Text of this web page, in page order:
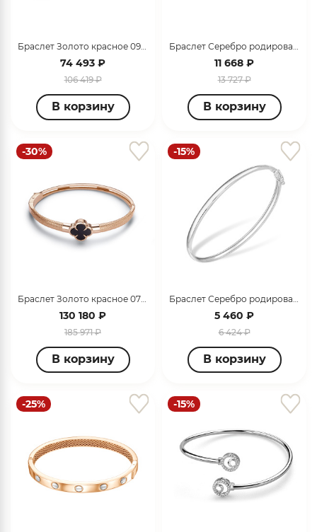
Браслет Золото красное 099071_09_01_005_2923
74 493 ₽
106 419 ₽
В корзину
Браслет Серебро родированное с7704566
11 668 ₽
13 727 ₽
В корзину
-30%
Браслет Золото красное 070055
130 180 ₽
185 971 ₽
В корзину
-15%
Браслет Серебро родированное 14000111763
5 460 ₽
6 424 ₽
В корзину
-25% -15%
25
раз в 2
недели
8 800 302-02-51